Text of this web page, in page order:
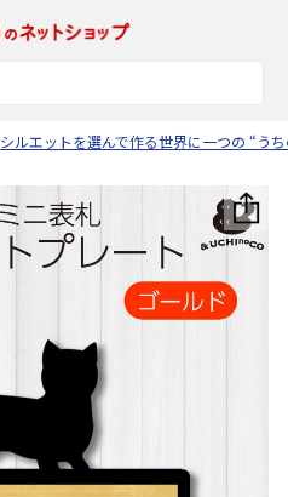
シルエットを選んで作る世界に一つの “う